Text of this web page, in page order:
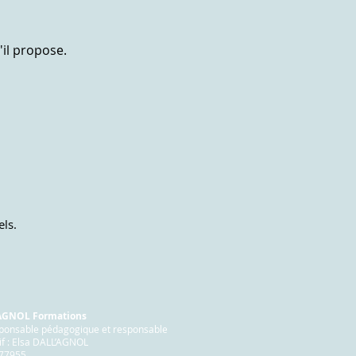
propose.
Formations
pédagogique et responsable
Elsa DALL’AGNOL